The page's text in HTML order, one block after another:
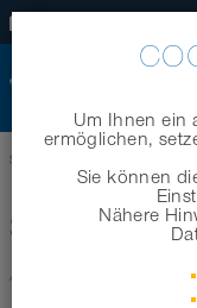
Startseite
Um Ihnen ein
ermöglichen,
Sie können
Nähere